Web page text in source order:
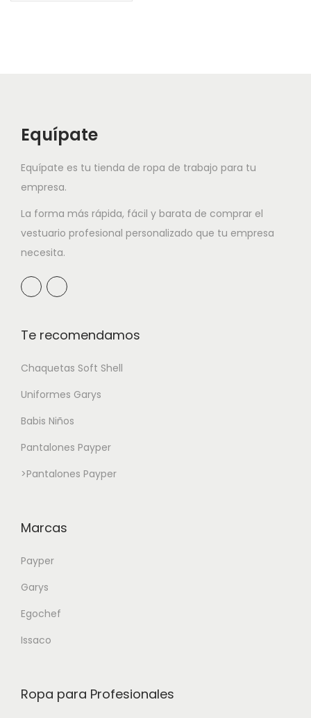
Equípate
Equípate es tu tienda de ropa de trabajo para tu
empresa.
La forma más rápida, fácil y barata de comprar el
vestuario profesional personalizado que tu empresa
necesita.
Te recomendamos
Chaquetas Soft Shell
Uniformes Garys
Babis Niños
Pantalones Payper
>Pantalones Payper
Marcas
Payper
Garys
Egochef
Issaco
Ropa para Profesionales